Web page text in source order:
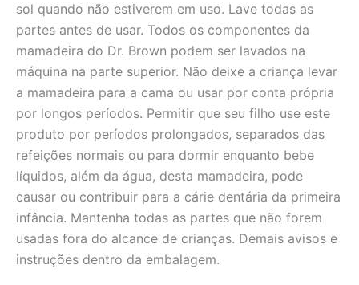
sol quando não estiverem em uso. Lave todas as
partes antes de usar. Todos os componentes da
mamadeira do Dr. Brown podem ser lavados na
máquina na parte superior. Não deixe a criança levar
a mamadeira para a cama ou usar por conta própria
por longos períodos. Permitir que seu filho use este
produto por períodos prolongados, separados das
refeições normais ou para dormir enquanto bebe
líquidos, além da água, desta mamadeira, pode
causar ou contribuir para a cárie dentária da primeira
infância. Mantenha todas as partes que não forem
usadas fora do alcance de crianças. Demais avisos e
instruções dentro da embalagem.